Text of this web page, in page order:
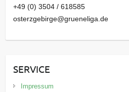
+49 (0) 3504 / 618585
osterzgebirge@grueneliga.de
SERVICE
Impressum